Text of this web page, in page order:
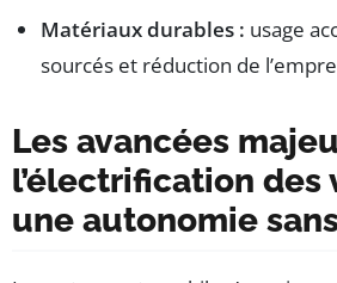
Matériaux durables : usage
sourcés et réduction de
Les avancées
l’électrification des
une autonomie